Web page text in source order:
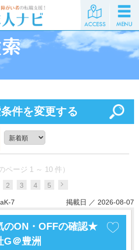
件を変更する
ページ 1 ～ 10 件）
2 3 4 5
7 掲載日 ／ 2026-08-07
のON・OFFの確認★
G＠豊洲